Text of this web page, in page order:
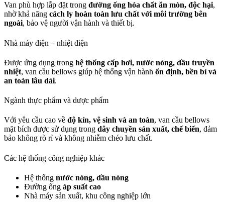
Van phù hợp lắp đặt trong đường ống hóa chất ăn mòn, độc hại,
nhờ khả năng cách ly hoàn toàn lưu chất với môi trường bên
ngoài, bảo vệ người vận hành và thiết bị.
Nhà máy điện – nhiệt điện
Được ứng dụng trong hệ thống cấp hơi, nước nóng, dầu truyền
nhiệt, van cầu bellows giúp hệ thống vận hành ổn định, bền bỉ và
an toàn lâu dài.
Ngành thực phẩm và dược phẩm
Với yêu cầu cao về độ kín, vệ sinh và an toàn, van cầu bellows
mặt bích được sử dụng trong dây chuyền sản xuất, chế biến, đảm
bảo không rò rỉ và không nhiễm chéo lưu chất.
Các hệ thống công nghiệp khác
Hệ thống nước nóng, dầu nóng
Đường ống áp suất cao
Nhà máy sản xuất, khu công nghiệp lớn